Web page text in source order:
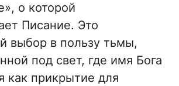
о которой
Писание. Это
выбор в пользу тьмы,
под свет, где имя Бога
как прикрытие для